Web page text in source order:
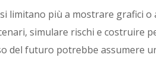
limitano più a mostrare grafici
simulare rischi e costruire
del futuro potrebbe assumere